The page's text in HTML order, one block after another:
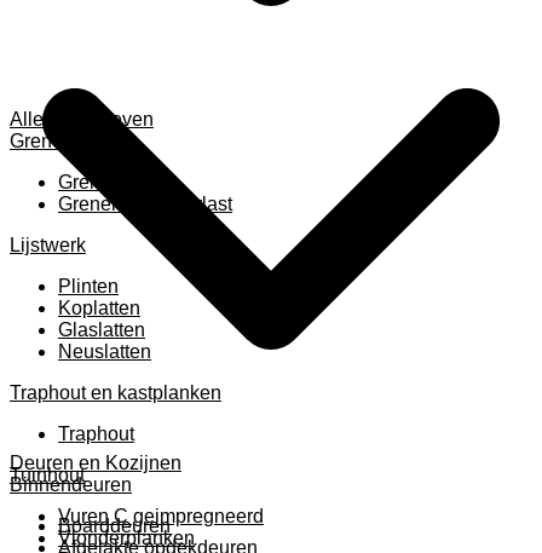
Alles weergeven
Grenen
Grenen B ruw
Grenen gevingerlast
Lijstwerk
Plinten
Koplatten
Glaslatten
Neuslatten
Traphout en kastplanken
Traphout
Tuinhout
Vuren C geimpregneerd
Vlonderplanken
Deuren en Kozijnen
Binnendeuren
Boarddeuren
Afgelakte opdekdeuren